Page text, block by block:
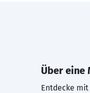
Über eine
Entdecke mit